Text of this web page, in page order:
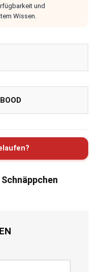
und
Wissen.